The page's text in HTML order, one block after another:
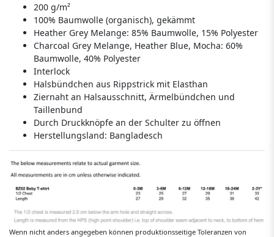
200 g/m²
100% Baumwolle (organisch), gekämmt
Heather Grey Melange: 85% Baumwolle, 15% Polyester
Charcoal Grey Melange, Heather Blue, Mocha: 60%
Baumwolle, 40% Polyester
Interlock
Halsbündchen aus Rippstrick mit Elasthan
Ziernaht an Halsausschnitt, Ärmelbündchen und
Taillenbund
Durch Druckknöpfe an der Schulter zu öffnen
Herstellungsland: Bangladesch
Wenn nicht anders angegeben können produktionsseitige Toleranzen von